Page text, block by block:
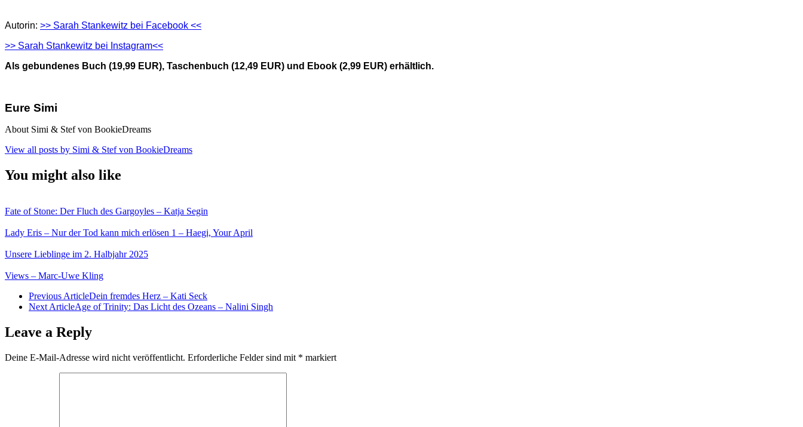
Autorin: >> Sarah Stankewitz bei Facebook <<
>> Sarah Stankewitz bei Instagram<<
Als gebundenes Buch (19,99 EUR), Taschenbuch (12,49 EUR) und Ebook (2,99 EUR) erhältlich.
Eure Simi
About Simi & Stef von BookieDreams
View all posts by Simi & Stef von BookieDreams
You might also like
Fate of Stone: Der Fluch des Gargoyles – Katja Segin
Lady Eris – Nur der Tod kann mich erlösen 1 – Haegi, Your April
Unsere Lieblinge im 2. Halbjahr 2025
Views – Marc-Uwe Kling
Previous ArticleDein fremdes Herz – Kati Seck
Next ArticleAge of Trinity: Das Licht des Ozeans – Nalini Singh
Leave a Reply
Deine E-Mail-Adresse wird nicht veröffentlicht. Erforderliche Felder sind mit * markiert